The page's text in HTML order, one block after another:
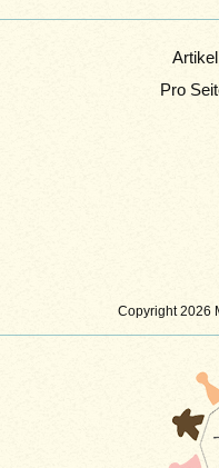
Copyright 2026
Artikel
Pro